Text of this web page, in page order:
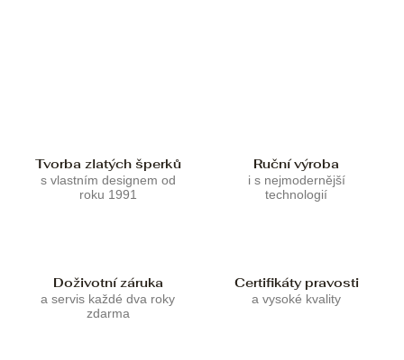
Tvorba zlatých šperků
s vlastním designem od
roku 1991
Ruční výroba
i s nejmodernější
technologií
Doživotní záruka
a servis každé dva roky
zdarma
Certifikáty pravosti
a vysoké kvality